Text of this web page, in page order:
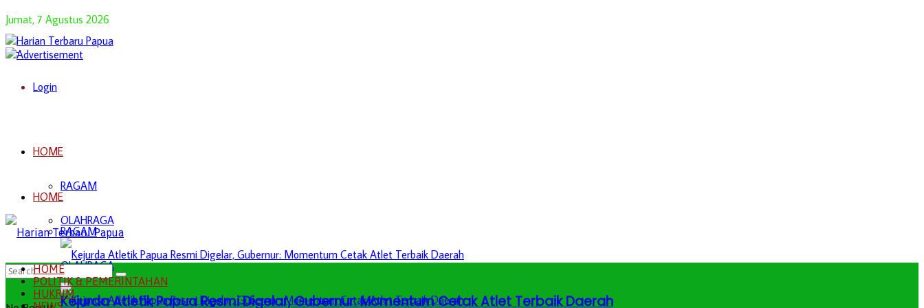
Jumat, 7 Agustus 2026
Login
HOME
RAGAM
OLAHRAGA
Kejurda Atletik Papua Resmi Digelar, Gubernur: Momentum Cetak Atlet Terbaik Daerah
HOME
RAGAM
OLAHRAGA
HOME
POLITIK & PEMERINTAHAN
HUKRIM